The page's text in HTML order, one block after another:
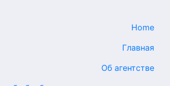
Home
Главная
Об агентстве